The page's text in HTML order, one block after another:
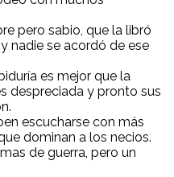
pero sabio, que la libró
nadie se acordó de ese
es mejor que la
despreciada y pronto sus
escucharse con más
dominan a los necios.
de guerra, pero un